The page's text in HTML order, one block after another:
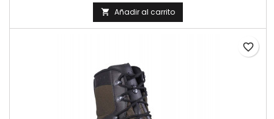
 Añadir al carrito
favorite_border